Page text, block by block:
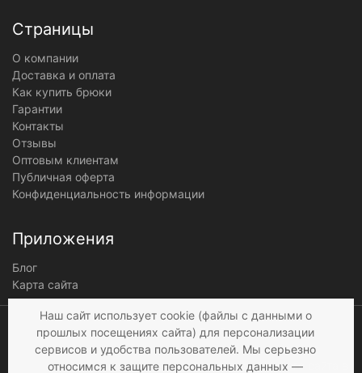
Страницы
О компании
Доставка и оплата
Как купить брюки
Гарантии
Контакты
Отзывы
Оптовым клиентам
Публичная оферта
Конфиденциальность информации
Приложения
Блог
Карта сайта
Мы получаем и
обрабатываем
персональные данные
посетителей нашего сайта в
Наш сайт использует cookie (файлы с данными о
прошлых посещениях сайта) для персонализации
сервисов и удобства пользователей. Мы серьезно
относимся к защите персональных данных —